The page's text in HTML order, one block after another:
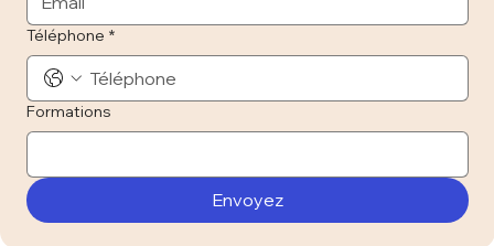
Téléphone *
Formations
Envoyez